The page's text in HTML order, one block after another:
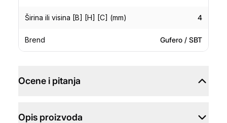
Širina ili visina [B] [H] [C] (mm) 4
Brend Gufero / SBT
Ocene i pitanja
Opis proizvoda